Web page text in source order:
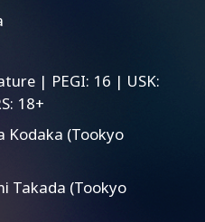
| PEGI: 16 | USK:
18+
Kodaka (Tookyo
Takada (Tookyo